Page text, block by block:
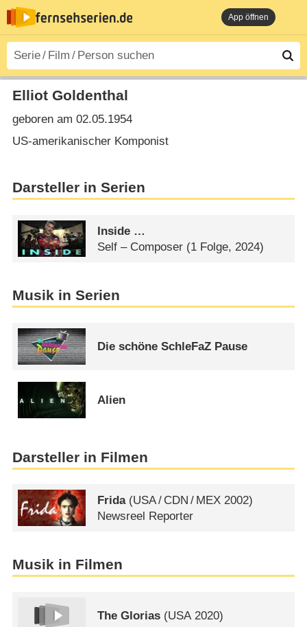
App öffnen
Elliot Goldenthal
geboren am 02.05.1954
US-amerikanischer Komponist
Darsteller in Serien
Inside …
Self – Composer (1 Folge, 2024)
Musik in Serien
Die schöne SchleFaZ Pause
Alien
Darsteller in Filmen
Frida(USA/ CDN / MEX 2002)
Newsreel Reporter
Musik in Filmen
The Glorias (USA2020)